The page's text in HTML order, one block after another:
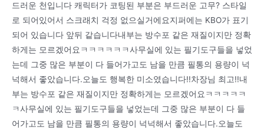
드러운 천입니다 캐릭터가 코팅된 부분은 부드러운 고무? 스타일
로 되어있어서 스크래치 걱정 없으실거에요지퍼에는 KBO가 표기
되어 있습니다 앞뒤 같습니다내부는 방수포 같은 재질이지만 정확
하게는 모르겠어요ㅋㅋㅋㅋㅋㅋ사무실에 있는 필기도구들을 넣었
는데 그중 많은 부분이 다 들어가고도 남을 만큼 필통의 용량이 넉
넉해서 좋았습니다.오늘도 행복한 미소였습니다!!차장님 최고!!내
부는 방수포 같은 재질이지만 정확하게는 모르겠어요ㅋㅋㅋㅋㅋ
ㅋ사무실에 있는 필기도구들을 넣었는데 그중 많은 부분이 다 들
어가고도 남을 만큼 필통의 용량이 넉넉해서 좋았습니다.오늘도